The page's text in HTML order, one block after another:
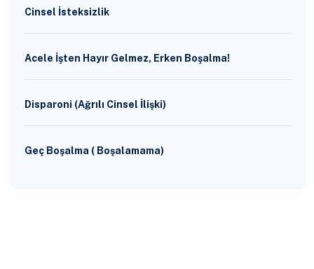
Cinsel İsteksizlik
Acele İşten Hayır Gelmez, Erken Boşalma!
Disparoni (Ağrılı Cinsel İlişki)
Geç Boşalma ( Boşalamama)